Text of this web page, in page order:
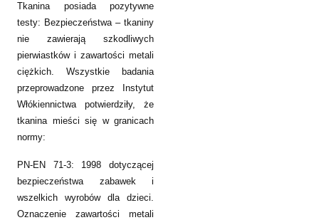
Tkanina posiada pozytywne
testy: Bezpieczeństwa – tkaniny
nie zawierają szkodliwych
pierwiastków i zawartości metali
ciężkich. Wszystkie badania
przeprowadzone przez Instytut
Włókiennictwa potwierdziły, że
tkanina mieści się w granicach
normy:
PN-EN 71-3: 1998 dotyczącej
bezpieczeństwa zabawek i
wszelkich wyrobów dla dzieci.
Oznaczenie zawartości metali